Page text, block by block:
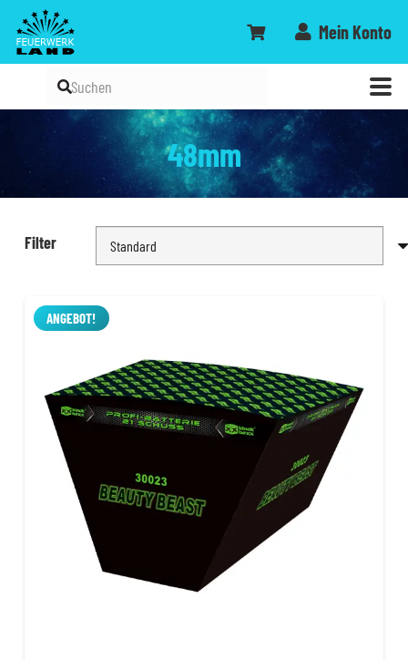
Mein Konto
48mm
Filter
ANGEBOT!